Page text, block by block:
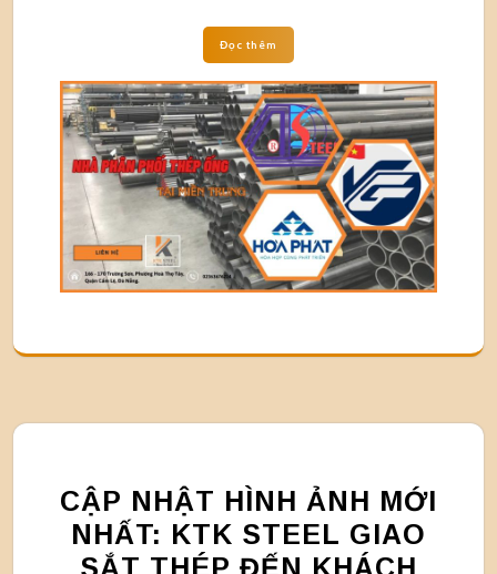
Đọc thêm
CẬP NHẬT HÌNH ẢNH MỚI
NHẤT: KTK STEEL GIAO
SẮT THÉP ĐẾN KHÁCH